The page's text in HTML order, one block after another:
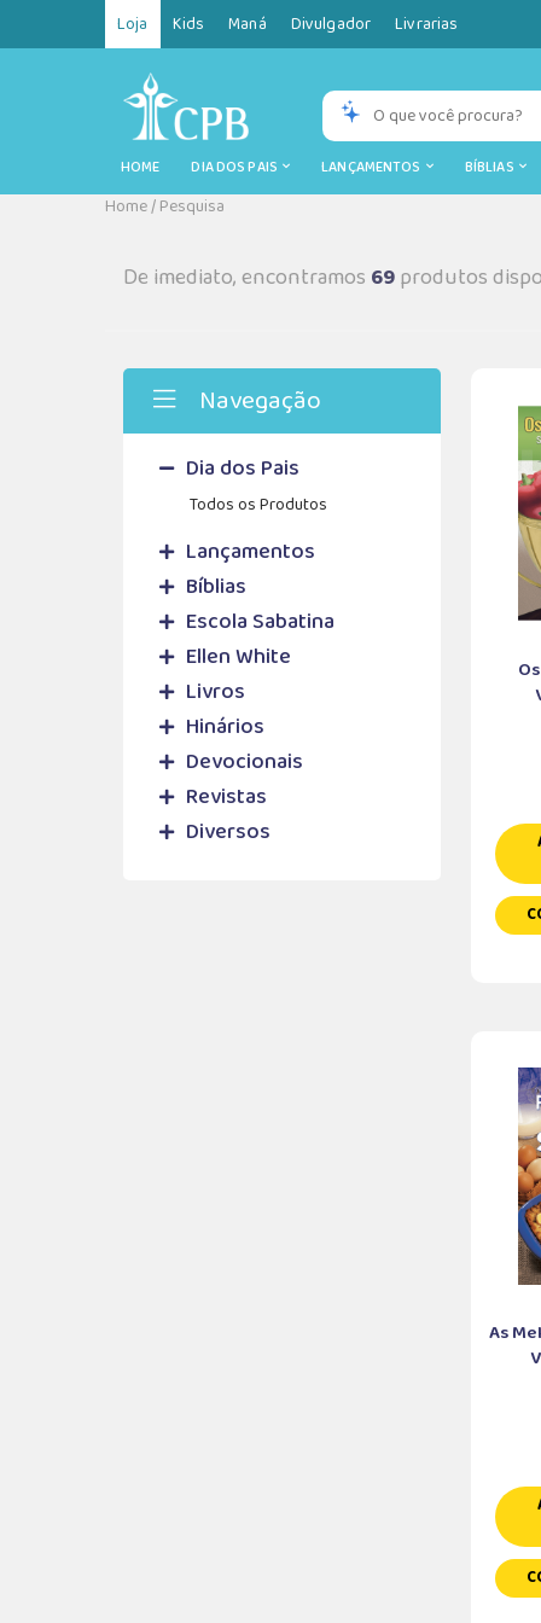
Loja Kids Maná Divulgador Livrarias
HOME DIA DOS PAIS LANÇAMENTOS BÍBLIAS
Home/Pesquisa
De imediato, encontramos 69produtos
Navegação
Dia dos Pais
Todos os Produtos
Lançamentos
Bíblias
Escola Sabatina
Ellen White
Livros
Hinários
Devocionais
Revistas
Diversos
As